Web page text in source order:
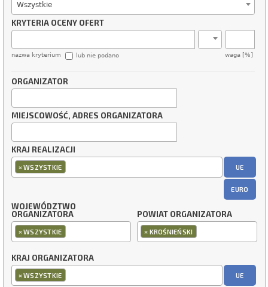
Wszystkie
KRYTERIA OCENY OFERT
nazwa kryterium waga [%]
lub nie podano
ORGANIZATOR
MIEJSCOWOŚĆ, ADRES ORGANIZATORA
KRAJ REALIZACJI
×WSZYSTKIE UE
EURO
WOJEWÓDZTWO
ORGANIZATORA
×WSZYSTKIE
POWIAT ORGANIZATORA
× KROŚNIEŃSKI
KRAJ ORGANIZATORA
×WSZYSTKIE UE